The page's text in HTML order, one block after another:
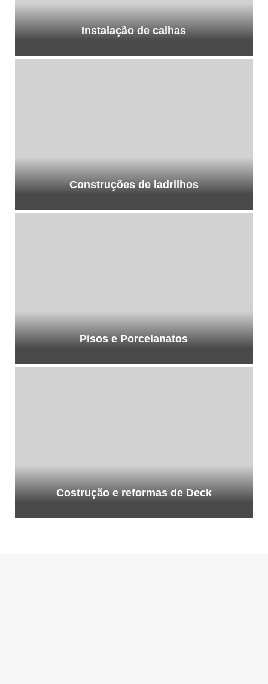
Instalação de calhas
Construções de ladrilhos
Pisos e Porcelanatos
Costrução e reformas de Deck